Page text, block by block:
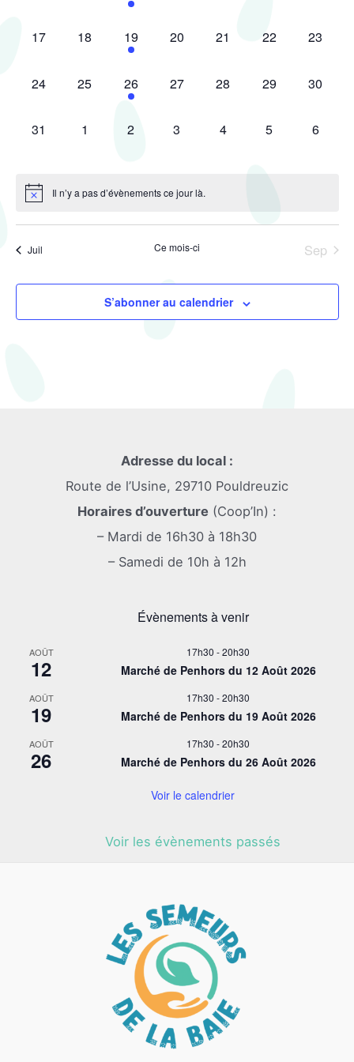
évènement,évènement,
0
17
0
évènement,
18
1
évènement,
19
0
20
0
21
0
22
0
23
0
24
0
évènement,
25
1
évènement,
26
0
27
0
28
0
29
0
30
0
31
0
1
0
2
0
3
0
4
0
5
0
6
Il n’y a pas d’évènements ce jour là.
Juil Ce mois-ci Sep
S’abonner au calendrier
Adresse du local :
Route de l’Usine, 29710 Pouldreuzic
Horaires d’ouverture (Coop’In) :
– Mardi de 16h30 à 18h30
– Samedi de 10h à 12h
Évènements à venir
AOÛT
12
17h30 -20h30
Marché de Penhors du 12 Août 2026
AOÛT
19
17h30 -20h30
Marché de Penhors du 19 Août 2026
AOÛT
26
17h30 -20h30
Marché de Penhors du 26 Août 2026
Voir le calendrier
Voir les évènements passés